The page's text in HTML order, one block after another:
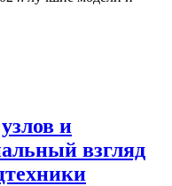
и
взгляд